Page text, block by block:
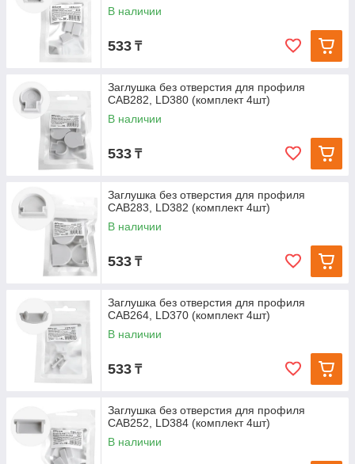
В наличии
533 ₸
Заглушка без отверстия для профиля
CAB282, LD380 (комплект 4шт)
В наличии
533 ₸
Заглушка без отверстия для профиля
CAB283, LD382 (комплект 4шт)
В наличии
533 ₸
Заглушка без отверстия для профиля
CAB264, LD370 (комплект 4шт)
В наличии
533 ₸
Заглушка без отверстия для профиля
CAB252, LD384 (комплект 4шт)
В наличии